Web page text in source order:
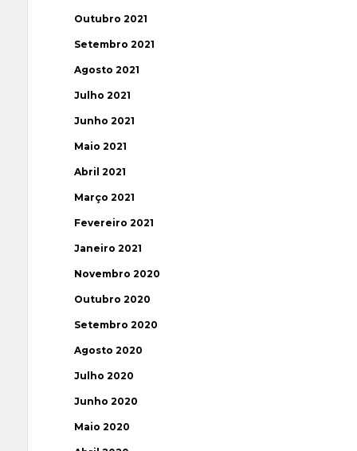
Outubro 2021
Setembro 2021
Agosto 2021
Julho 2021
Junho 2021
Maio 2021
Abril 2021
Março 2021
Fevereiro 2021
Janeiro 2021
Novembro 2020
Outubro 2020
Setembro 2020
Agosto 2020
Julho 2020
Junho 2020
Maio 2020